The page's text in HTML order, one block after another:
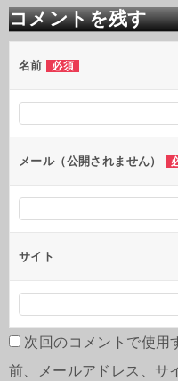
ビ
ゲ
ー
シ
ン
コメントを残す
名前 必須
メール（公開されません）
サイト
次回のコメントで使用
前、メールアドレス、サ